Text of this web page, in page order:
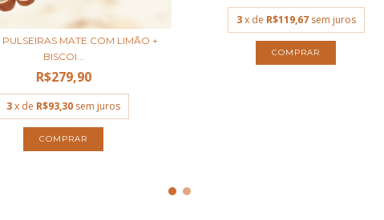
PULSEIRAS MATE COM LIMÃO +
BISCOI...
R$279,90
3x de R$93,30 sem juros
3 x de R$119,67 sem juros